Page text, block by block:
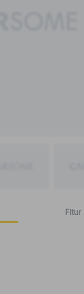
Fitur